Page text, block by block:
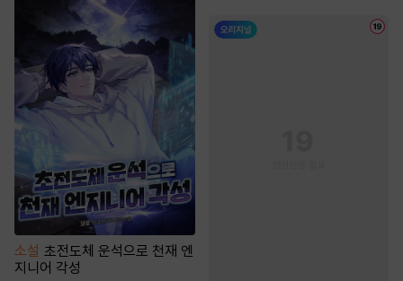
소설 초전도체 운석으로 천재 엔
지니어 각성